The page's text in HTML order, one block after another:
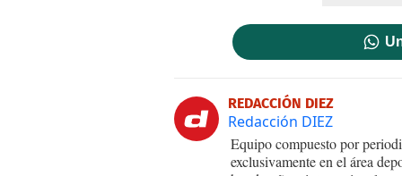
REDACCIÓN DIEZ
Redacción DIEZ
Equipo compuesto por
exclusivamente en el área